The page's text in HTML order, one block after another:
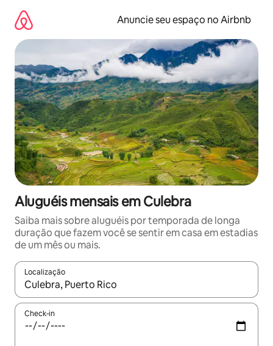
para
conteúdo
Anuncie seu espaço no Airbnb
Aluguéis mensais em Culebra
Saiba mais sobre aluguéis por temporada de longa
duração que fazem você se sentir em casa em estadias
de um mês ou mais.
Localização
Quando os resultados estiverem disponíveis, explore-os
Check-in